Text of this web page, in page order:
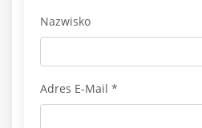
Nazwisko
Adres E-Mail *